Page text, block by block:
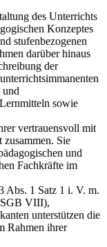
des Unterrichts
Konzeptes
stufenbezogenen
darüber hinaus
der
und
sowie
vertrauensvoll mit
Sie
und
Fachkräfte im
Abs. 1 Satz 1 i. V. m.
SGB VIII),
unterstützen die
Rahmen ihrer